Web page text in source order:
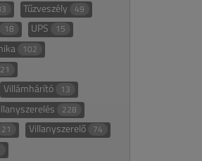
Tűzveszély 49
18 UPS 15
102
21
Villámhárító 13
228
21 Villanyszerelő 74